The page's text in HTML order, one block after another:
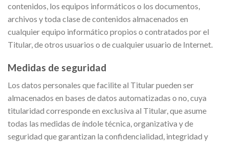
contenidos, los equipos informáticos o los documentos,
archivos y toda clase de contenidos almacenados en
cualquier equipo informático propios o contratados por el
Titular, de otros usuarios o de cualquier usuario de Internet.
Medidas de seguridad
Los datos personales que facilite al Titular pueden ser
almacenados en bases de datos automatizadas o no, cuya
titularidad corresponde en exclusiva al Titular, que asume
todas las medidas de índole técnica, organizativa y de
seguridad que garantizan la confidencialidad, integridad y